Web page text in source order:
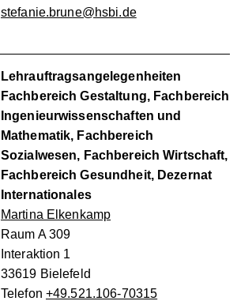
stefanie.brune@hsbi.de
Lehrauftragsangelegenheiten
Fachbereich Gestaltung, Fachbereich
Ingenieurwissenschaften und
Mathematik, Fachbereich
Sozialwesen, Fachbereich Wirtschaft,
Fachbereich Gesundheit, Dezernat
Internationales
Martina Elkenkamp
Raum A 309
Interaktion 1
33619 Bielefeld
Telefon +49.521.106-70315